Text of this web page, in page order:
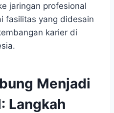
jaringan profesional
fasilitas yang didesain
karier di
Menjadi
Langkah